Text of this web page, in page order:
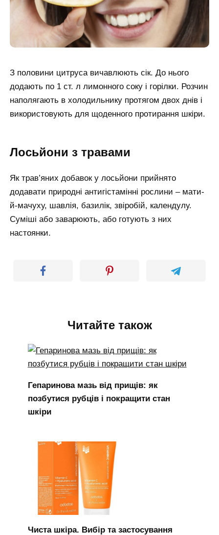
З половини цитруса вичавлюють сік. До нього
додають по 1 ст. л лимонного соку і горілки. Розчин
наполягають в холодильнику протягом двох днів і
використовують для щоденного протирання шкіри.
Лосьйони з травами
Як трав’яних добавок у лосьйони прийнято
додавати природні антигістамінні рослини – мати-
й-мачуху, шавлія, базилік, звіробій, календулу.
Суміші або заварюють, або готують з них
настоянки.
Читайте також
Гепаринова мазь від прищів: як
позбутися рубців і покращити стан
шкіри
Чиста шкіра. Вибір та застосування